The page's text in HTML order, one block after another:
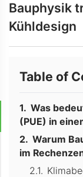
Bauphysik
Kühldesign
Table of
Was
(PUE) in
Warum
im